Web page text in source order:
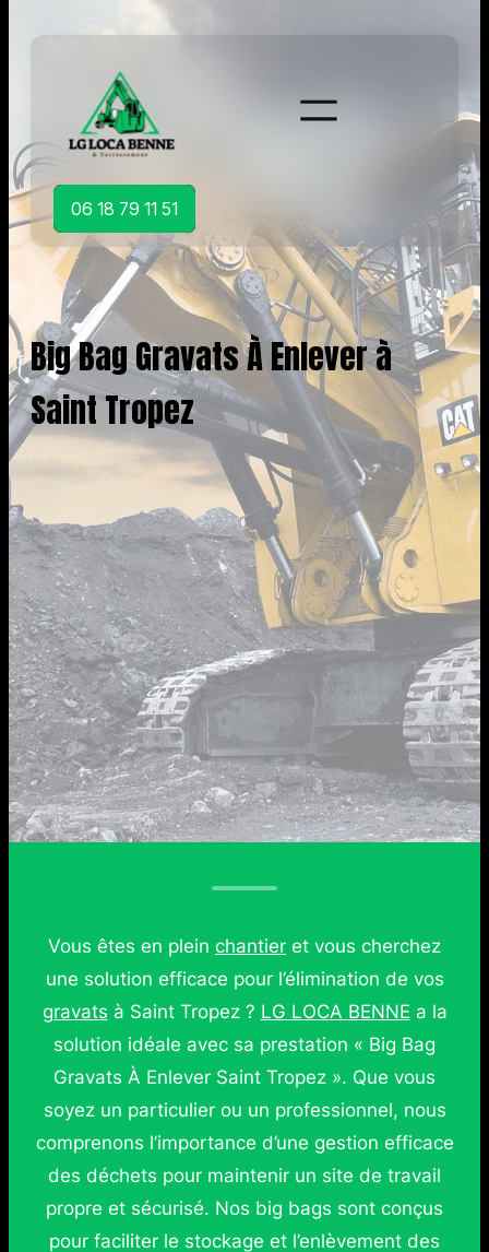
06 18 79 11 51
Big Bag Gravats À Enlever à
Saint Tropez
Vous êtes en plein chantier et vous cherchez
une solution efficace pour l’élimination de vos
gravats à Saint Tropez ? LG LOCA BENNE a la
solution idéale avec sa prestation « Big Bag
Gravats À Enlever Saint Tropez ». Que vous
soyez un particulier ou un professionnel, nous
comprenons l’importance d’une gestion efficace
des déchets pour maintenir un site de travail
propre et sécurisé. Nos big bags sont conçus
pour faciliter le stockage et l’enlèvement des